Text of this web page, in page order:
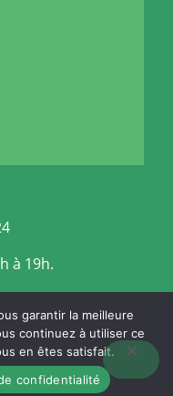
à 19h.
DE VENTE
garantir la meilleure
continuez à utiliser ce
en êtes satisfait.
confidentialité